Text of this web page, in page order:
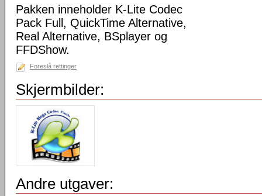
Pakken inneholder K-Lite Codec
Pack Full, QuickTime Alternative,
Real Alternative, BSplayer og
FFDShow.
Foreslå rettinger
Skjermbilder:
Andre utgaver: